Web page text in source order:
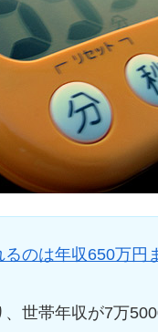
のは年収650万円
世帯年収が7万